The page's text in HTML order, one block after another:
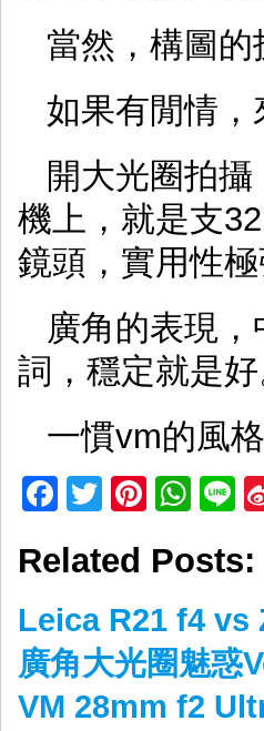
當然，構圖
如果有閒情
開大光圈拍
機上，就是支
鏡頭，實用性極
廣角的表現
詞，穩定就是好
一慣vm的風
Facebook
Twitter
Related Posts:
Leica R21 f4 vs
廣角大光圈魅
VM 28mm f2